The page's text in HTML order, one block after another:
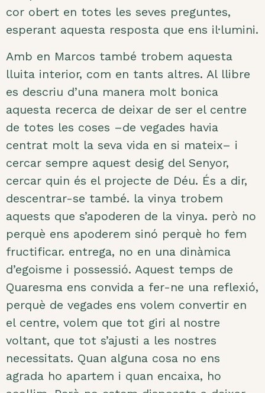
cor obert en totes les seves preguntes,
esperant aquesta resposta que ens il·lumini.
Amb en Marcos també trobem aquesta
lluita interior, com en tants altres. Al llibre
es descriu d’una manera molt bonica
aquesta recerca de deixar de ser el centre
de totes les coses –de vegades havia
centrat molt la seva vida en si mateix– i
cercar sempre aquest desig del Senyor,
cercar quin és el projecte de Déu. És a dir,
descentrar-se també. la vinya trobem
aquests que s’apoderen de la vinya. però no
perquè ens apoderem sinó perquè ho fem
fructificar. entrega, no en una dinàmica
d’egoisme i possessió. Aquest temps de
Quaresma ens convida a fer-ne una reflexió,
perquè de vegades ens volem convertir en
el centre, volem que tot giri al nostre
voltant, que tot s’ajusti a les nostres
necessitats. Quan alguna cosa no ens
agrada ho apartem i quan encaixa, ho